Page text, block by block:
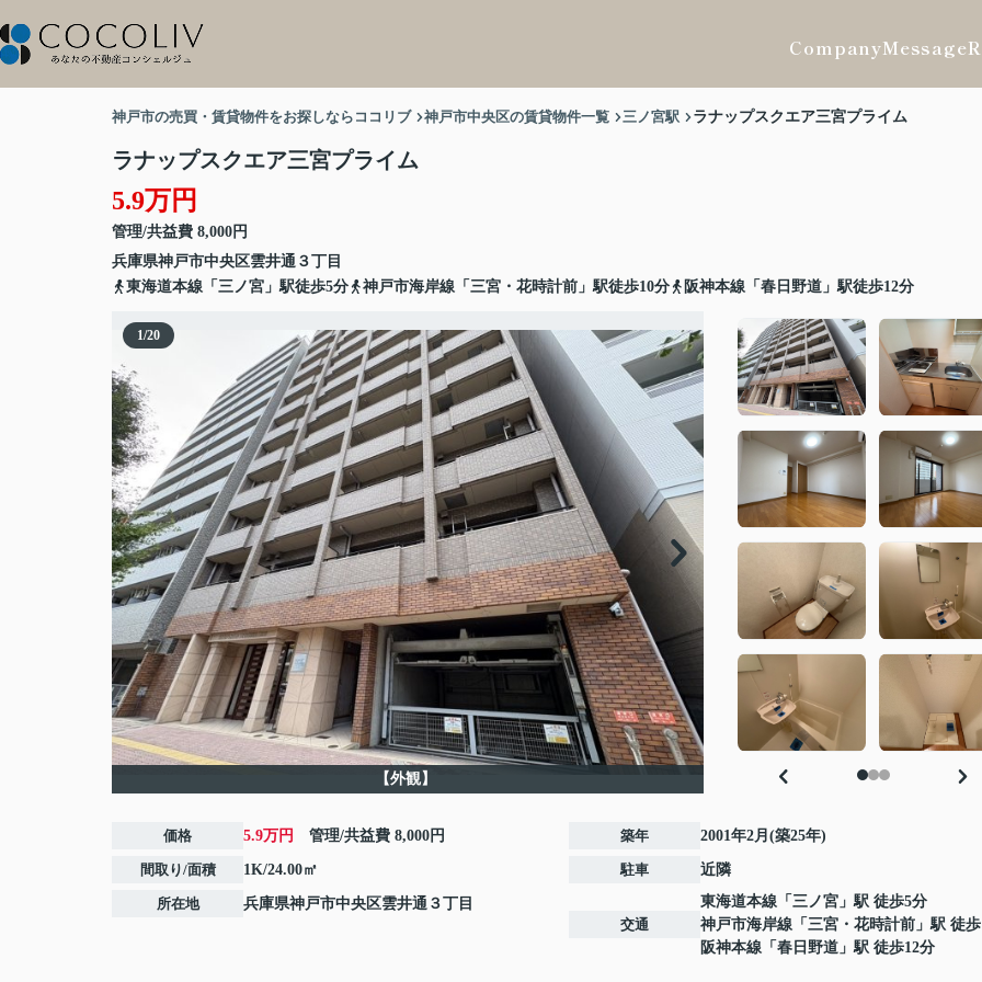
CompanyMessage
神戸市の売買・賃貸物件をお探しならココリブ 神戸市中央区の賃貸物件一覧 三ノ宮駅 ラナップスクエア三宮プライム
ラナップスクエア三宮プライム
5.9万円
管理/共益費 8,000円
兵庫県神戸市中央区雲井通 ３丁目
東海道本線「三ノ宮」駅徒歩5分
神戸市海岸線「三宮・花時計前」駅徒歩10分 阪神本線「春日野道」駅徒歩12分
1/20
【外観】
価格 5.9万円 管理/共益費 8,000円
間取り/面積 1K/24.00㎡
所在地 兵庫県神戸市中央区雲井通 ３丁目
築年 2001年2月(築25年)
駐車 近隣
交通
東海道本線 「 三ノ宮 」駅 徒歩5分
神戸市海岸線 「 三宮・花時計前 」駅 徒
阪神本線 「 春日野道 」駅 徒歩12分